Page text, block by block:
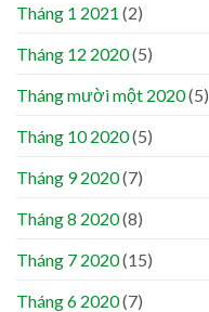
Tháng 1 2021 (2)
Tháng 12 2020(5)
Tháng mười một 2020(5)
Tháng 10 2020(5)
Tháng 9 2020(7)
Tháng 8 2020(8)
Tháng 7 2020(15)
Tháng 6 2020(7)